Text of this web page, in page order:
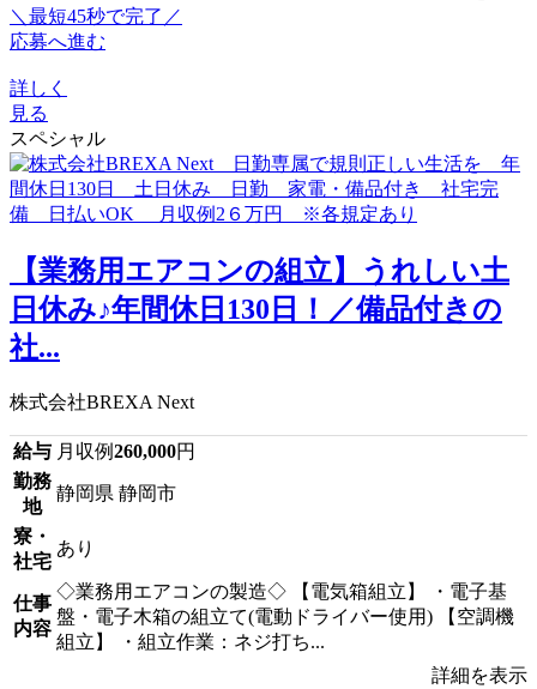
＼最短45秒で完了／
応募へ進む
詳しく
見る
スペシャル
【業務用エアコンの組立】うれしい土
日休み♪年間休日130日！／備品付きの
社...
株式会社BREXA Next
給与 月収例260,000円
勤務
地
静岡県 静岡市
寮・
社宅
あり
仕事
内容
◇業務用エアコンの製造◇ 【電気箱組立】 ・電子基
盤・電子木箱の組立て(電動ドライバー使用) 【空調機
組立】 ・組立作業：ネジ打ち...
詳細を表示